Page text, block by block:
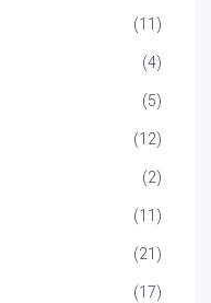
(11)
(4)
(5)
(12)
(2)
(11)
(21)
(17)